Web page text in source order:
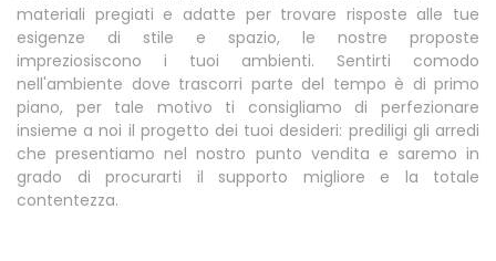
materiali pregiati e adatte per trovare risposte alle tue
esigenze di stile e spazio, le nostre proposte
impreziosiscono i tuoi ambienti. Sentirti comodo
nell'ambiente dove trascorri parte del tempo è di primo
piano, per tale motivo ti consigliamo di perfezionare
insieme a noi il progetto dei tuoi desideri: prediligi gli arredi
che presentiamo nel nostro punto vendita e saremo in
grado di procurarti il supporto migliore e la totale
contentezza.